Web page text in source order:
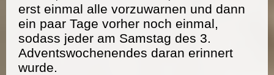
erst einmal alle vorzuwarnen und dann
ein paar Tage vorher noch einmal,
sodass jeder am Samstag des 3.
Adventswochenendes daran erinnert
wurde.